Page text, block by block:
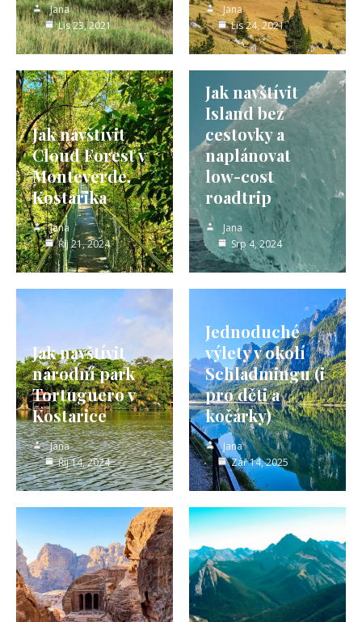
Jana
Lis 23, 2021
Jana
Lis 24, 2021
Jak navštívit
Cloud Forest v
Monteverde,
Kostarika
Jana
Říj 21, 2024
Jak navštívit
Island bez
cestovky a
naplánovat
low-cost
roadtrip
Jana
Srp 4, 2024
Jak navštívit
národní park
Tortuguero v
Kostarice
Jana
Říj 14, 2024
Jednoduché
výlety v okolí
Schladmingu (i
pro děti a
kočárky)
Jana
Zář 14, 2025